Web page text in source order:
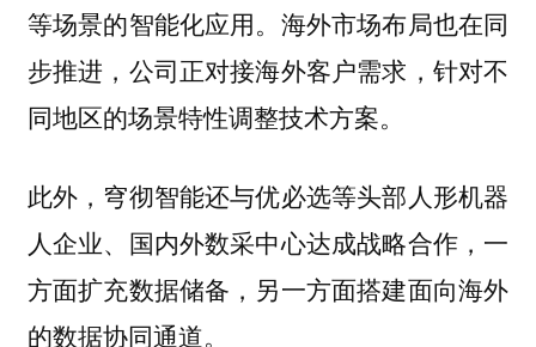
等场景的智能化应用。海外市场布局也在同
步推进，公司正对接海外客户需求，针对不
同地区的场景特性调整技术方案。
此外，穹彻智能还与优必选等头部人形机器
人企业、国内外数采中心达成战略合作，一
方面扩充数据储备，另一方面搭建面向海外
的数据协同通道。